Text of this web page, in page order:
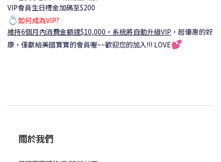
VIP會員生日禮金加碼至$200
💍如何成為VIP?
維持6個月內消費金額達$10,000，系統將自動升級VIP ， 超優惠的好
康，僅獻給美國寶寶的會員喔~~歡迎您的加入!!! LOVE💕
關於我們